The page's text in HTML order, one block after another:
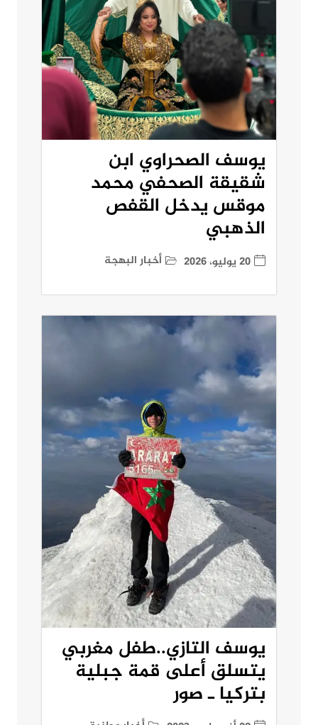
يوسف الصحراوي ابن
شقيقة الصحفي محمد
موقس يدخل القفص
الذهبي
20 يوليو، 2026 أخبار البهجة
يوسف التازي..طفل مغربي
يتسلق أعلى قمة جبلية
بتركيا ـ صور